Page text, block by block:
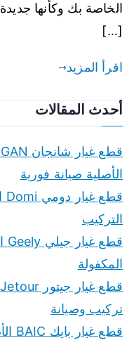
الخاصة بك وكأنها
[…]
اقرأ المزيد
أحدث المقالات
الأصلية صيانة فورية
التركيب
المكفولة
تركيب وصيانة